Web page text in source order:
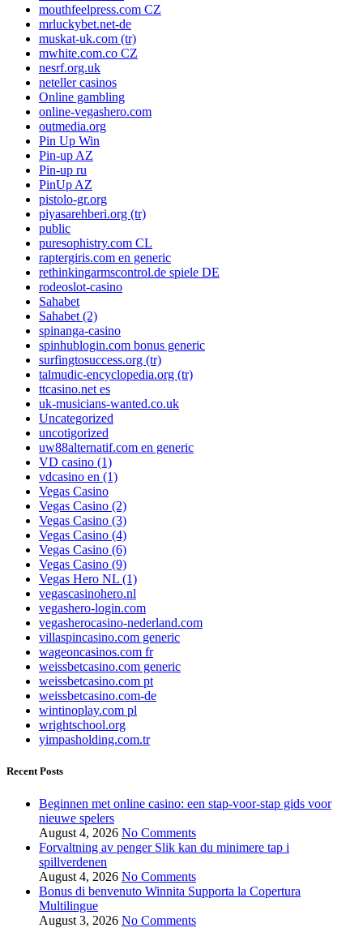
mouthfeelpress.com CZ
mrluckybet.net-de
muskat-uk.com (tr)
mwhite.com.co CZ
nesrf.org.uk
neteller casinos
Online gambling
online-vegashero.com
outmedia.org
Pin Up Win
Pin-up AZ
Pin-up ru
PinUp AZ
pistolo-gr.org
piyasarehberi.org (tr)
public
puresophistry.com CL
raptergiris.com en generic
rethinkingarmscontrol.de spiele DE
rodeoslot-casino
Sahabet
Sahabet (2)
spinanga-casino
spinhublogin.com bonus generic
surfingtosuccess.org (tr)
talmudic-encyclopedia.org (tr)
ttcasino.net es
uk-musicians-wanted.co.uk
Uncategorized
uncotigorized
uw88alternatif.com en generic
VD casino (1)
vdcasino en (1)
Vegas Casino
Vegas Casino (2)
Vegas Casino (3)
Vegas Casino (4)
Vegas Casino (6)
Vegas Casino (9)
Vegas Hero NL (1)
vegascasinohero.nl
vegashero-login.com
vegasherocasino-nederland.com
villaspincasino.com generic
wageoncasinos.com fr
weissbetcasino.com generic
weissbetcasino.com pt
weissbetcasino.com-de
wintinoplay.com pl
wrightschool.org
yimpasholding.com.tr
Recent Posts
Beginnen met online casino: een stap-voor-stap gids voor
nieuwe spelers
August 4, 2026 No Comments
Forvaltning av penger Slik kan du minimere tap i
spillverdenen
August 4, 2026 No Comments
Bonus di benvenuto Winnita Supporta la Copertura
Multilingue
August 3, 2026 No Comments